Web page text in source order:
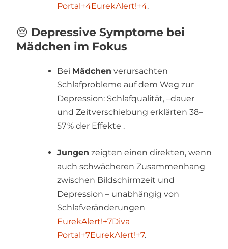
Portal+4EurekAlert!+4.
😔 Depressive Symptome bei
Mädchen im Fokus
Bei Mädchen verursachten
Schlafprobleme auf dem Weg zur
Depression: Schlafqualität, –dauer
und Zeitverschiebung erklärten 38–
57 % der Effekte .
Jungen zeigten einen direkten, wenn
auch schwächeren Zusammenhang
zwischen Bildschirmzeit und
Depression – unabhängig von
Schlafveränderungen
EurekAlert!+7Diva
Portal+7EurekAlert!+7.